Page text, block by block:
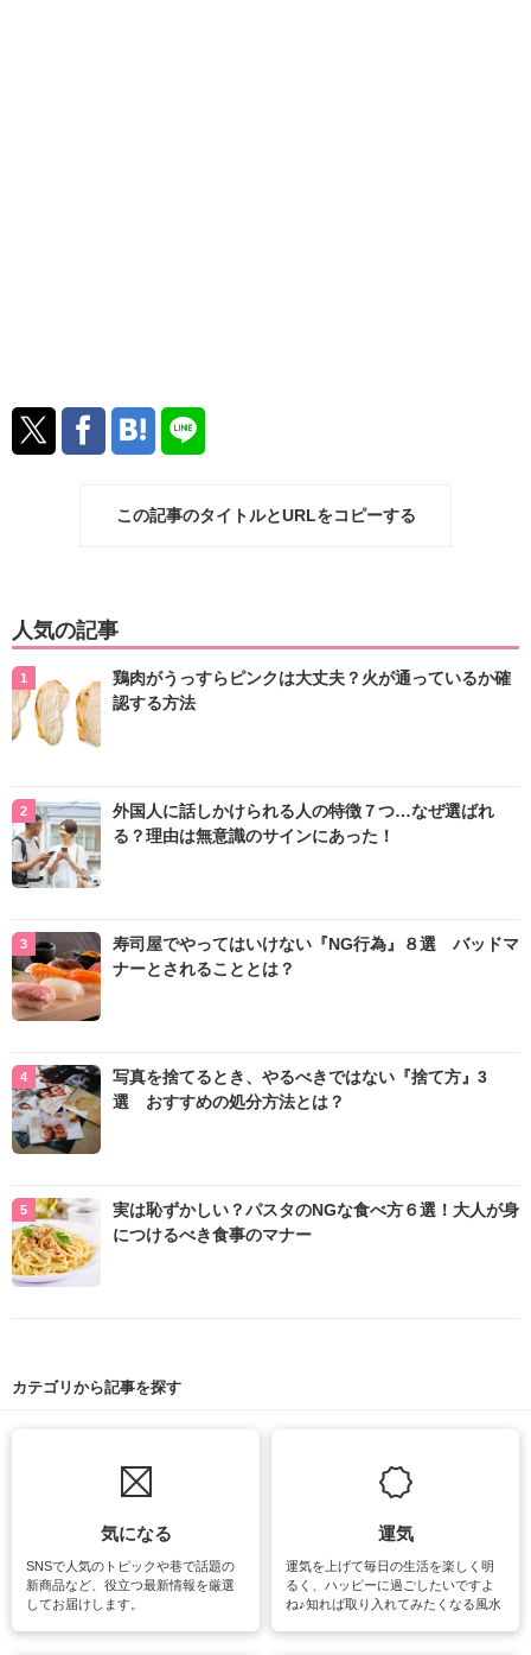
この記事のタイトルとURLをコピーする
人気の記事
鶏肉がうっすらピンクは大丈夫？火が通っているか確
認する方法
外国人に話しかけられる人の特徴７つ…なぜ選ばれ
る？理由は無意識のサインにあった！
寿司屋でやってはいけない『NG行為』８選 バッドマ
ナーとされることとは？
写真を捨てるとき、やるべきではない『捨て方』3
選 おすすめの処分方法とは？
実は恥ずかしい？パスタのNGな食べ方６選！大人が身
につけるべき食事のマナー
カテゴリから記事を探す
気になる
SNSで人気のトピックや巷で話題の
新商品など、役立つ最新情報を厳選
してお届けします。
運気
運気を上げて毎日の生活を楽しく明
るく、ハッピーに過ごしたいですよ
ね♪知れば取り入れてみたくなる風水